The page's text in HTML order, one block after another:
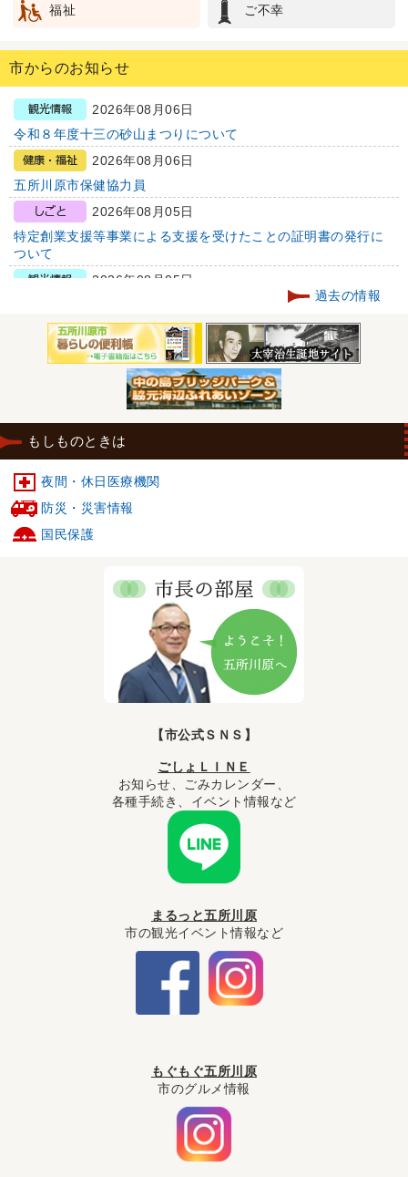
福祉 ご不幸
市からのお知らせ
2026年08月06日
令和８年度十三の砂山まつりについて
2026年08月06日
五所川原市保健協力員
2026年08月05日
特定創業支援等事業による支援を受けたことの証明書の発行に
ついて
2026年08月05日
2026年08月05日
こどもの居場所
2026年08月05日
保育所等利用予約について
2026年08月05日
ごみ集積所からの資源物の持ち去り行為にご注意ください
2026年08月04日
クマの出没に注意してください！
2026年08月04日
2026年08月03日
五所川原市認知症フォーラムを開催します！
2026年08月03日
最高裁判決に伴う保護費の追加給付について
2026年08月01日
2026年08月01日
2026年08月01日
乳児等通園支援事業（こども誰でも通園制度）について
2026年07月31日
木造住宅耐震改修の希望者を募集します
過去の情報
もしものときは
夜間・休日医療機関
防災・災害情報
国民保護
【市公式ＳＮＳ】
ごしょＬＩＮＥ
お知らせ、ごみカレンダー、
各種手続き、イベント情報など
まるっと五所川原
市の観光イベント情報など
もぐもぐ五所川原
市のグルメ情報